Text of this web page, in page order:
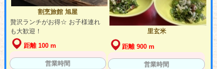
割烹旅館 旭屋
贅沢ランチがお得☆ お子様連れ
も大歓迎！
距離 100 m
営業時間
里玄米
距離 900 m
営業時間